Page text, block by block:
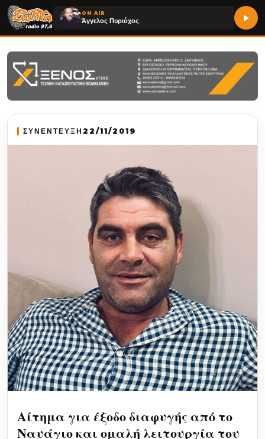
ON AIR
Άγγελος Πυριόχος
ΣΥΝΕΝΤΕΥΞΗ 22/11/2019
Αίτημα για έξοδο διαφυγής από το
Ναυάγιο και ομαλή λειτουργία του